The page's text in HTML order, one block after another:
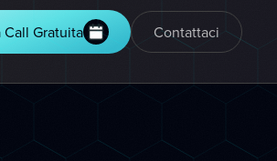
Call Gratuita Contattaci